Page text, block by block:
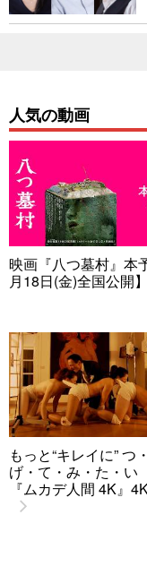
人気の動画
映画『八つ墓村』本
月18日(金)全国公開】
もっと“キレイに” つ
げ・て・み・た・
『ムカデ人間 4K』